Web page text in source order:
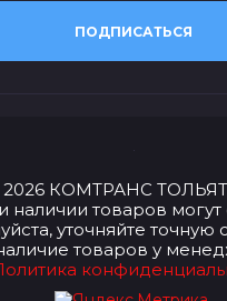
ПОДПИСАТЬСЯ
2026 КОМТРАНС
наличии товаров могут
уточняйте точную
товаров у